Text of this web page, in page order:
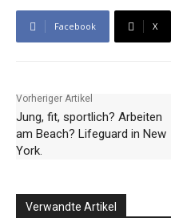
Facebook X
Vorheriger Artikel
Jung, fit, sportlich? Arbeiten
am Beach? Lifeguard in New
York.
Verwandte Artikel